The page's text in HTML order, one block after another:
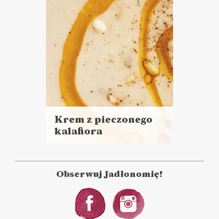
Krem z pieczonego
kalafiora
+ 30 minut pieczenia
MAŁO SKŁADNIKÓW 9️⃣
ROZGRZEWAJĄCE
PRZEPISY ?
Obserwuj Jadłonomię!